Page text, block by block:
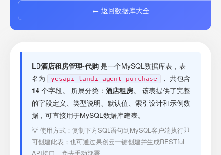
套餐
接口测试
← 返回数据库大全
LD酒店租房管理-代购 是一个MySQL数据库表，表
名为
yesapi_landi_agent_purchase
， 共包含
14 个字段。 所属分类： 酒店租房。 该表提供了完整
的字段定义、类型说明、默认值、索引设计和示例数
据，可直接用于MySQL数据库建表。
💡 使用方式：复制下方SQL语句到MySQL客户端执行即
可创建此表；也可通过果创云一键创建并生成RESTful
API接口，免去手动部署。